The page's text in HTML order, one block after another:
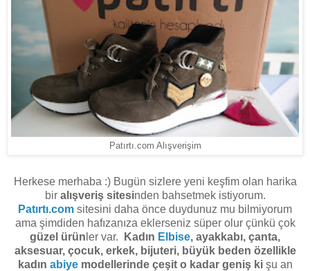
Patırtı.com Alışverişim
Herkese merhaba :) Bugün sizlere yeni keşfim olan harika
bir alışveriş sitesinden bahsetmek istiyorum.
Patırtı.com sitesini daha önce duydunuz mu bilmiyorum
ama şimdiden hafızanıza eklerseniz süper olur çünkü çok
güzel ürün ler var. Kadın Elbise, ayakkabı, çanta,
aksesuar, çocuk, erkek, bijuteri, büyük beden özellikle
kadın abiyemodellerinde çeşit o kadar geniş kişu an